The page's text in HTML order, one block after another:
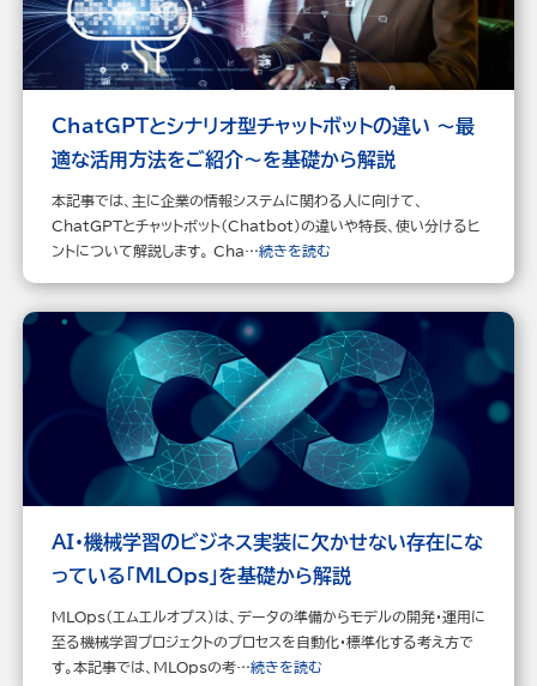
ChatGPTとシナリオ型チャットボットの違い ～最
適な活用方法をご紹介～を基礎から解説
本記事では、主に企業の情報システムに関わる人に向けて、
ChatGPTとチャットボット（Chatbot）の違いや特長、使い分けるヒ
ントについて解説します。 Cha…続きを読む
AI・機械学習のビジネス実装に欠かせない存在にな
っている「MLOps」を基礎から解説
MLOps（エムエルオプス）は、データの準備からモデルの開発・運用に
至る機械学習プロジェクトのプロセスを自動化・標準化する考え方で
す。本記事では、MLOpsの考…続きを読む